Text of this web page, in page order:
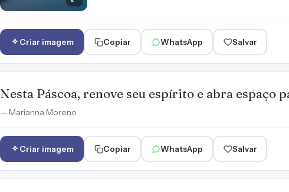
Criar imagem Copiar WhatsApp Salvar
Nesta Páscoa, renove seu espírito e abra espaço
— Marianna Moreno
Criar imagem Copiar WhatsApp Salvar